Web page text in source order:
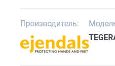
Производитель: